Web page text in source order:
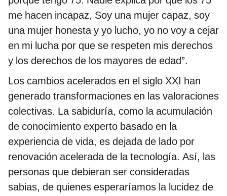
me hacen incapaz, Soy una mujer capaz, soy
una mujer honesta y yo lucho, yo no voy a cejar
en mi lucha por que se respeten mis derechos
y los derechos de los mayores de edad”.
Los cambios acelerados en el siglo XXI han
generado transformaciones en las valoraciones
colectivas. La sabiduría, como la acumulación
de conocimiento experto basado en la
experiencia de vida, es dejada de lado por
renovación acelerada de la tecnología. Así, las
personas que debieran ser consideradas
sabias, de quienes esperaríamos la lucidez de